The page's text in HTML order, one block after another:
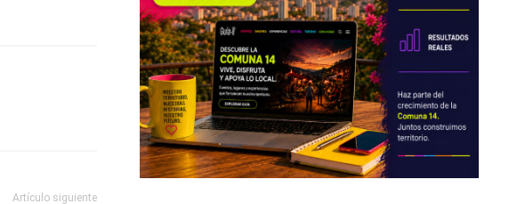
Artículo siguiente